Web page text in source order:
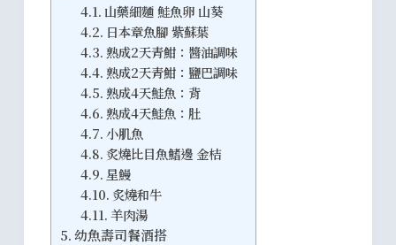
山藥細麵 鮭魚卵 山葵
日本章魚腳 紫蘇葉
熟成2天青魽：醬油調味
熟成2天青魽：鹽巴調味
熟成4天鮭魚：背
熟成4天鮭魚：肚
小肌魚
炙燒比目魚鰭邊 金桔
星鰻
炙燒和牛
羊肉湯
幼魚壽司餐酒搭